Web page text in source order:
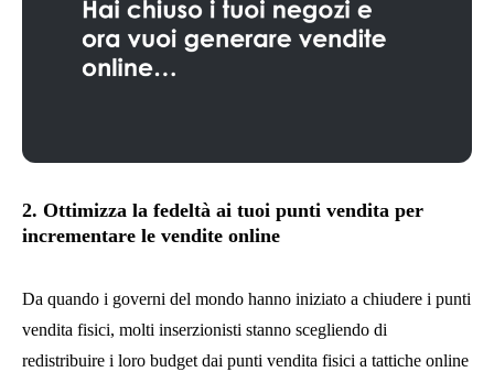
2. Ottimizza la fedeltà ai tuoi punti vendita per
incrementare le vendite online
Da quando i governi del mondo hanno iniziato a chiudere i punti
vendita fisici, molti inserzionisti stanno scegliendo di
redistribuire i loro budget dai punti vendita fisici a tattiche online